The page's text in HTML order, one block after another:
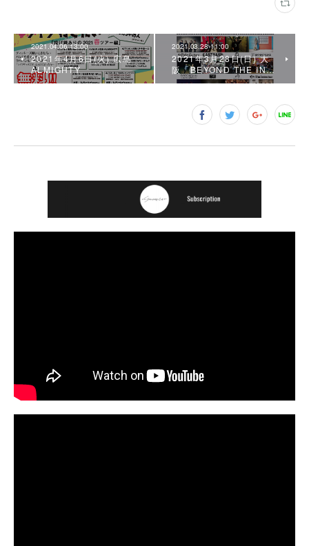
2021.04.06 13:00
2021年4月6日(火) 広島
ALMIGHTY
2021.03.28 11:00
2021年3月28日(日) 大
阪「BEYOND THE IN…